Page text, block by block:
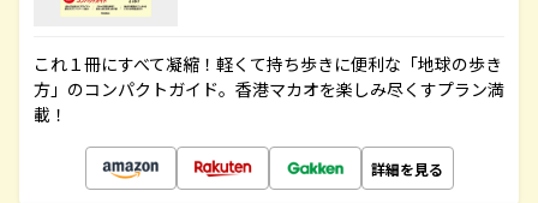
これ１冊にすべて凝縮！軽くて持ち歩きに便利な「地球の歩き
方」のコンパクトガイド。香港マカオを楽しみ尽くすプラン満
載！
詳細を見る